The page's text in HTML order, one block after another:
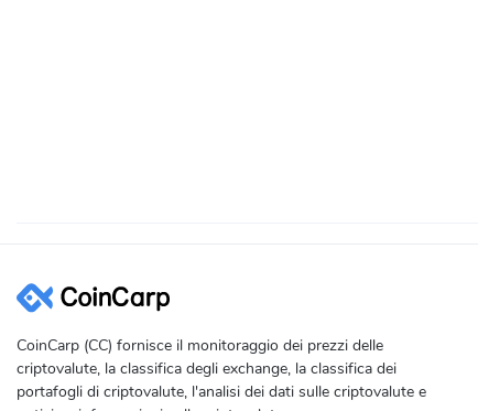
CoinCarp (CC) fornisce il monitoraggio dei prezzi delle
criptovalute, la classifica degli exchange, la classifica dei
portafogli di criptovalute, l'analisi dei dati sulle criptovalute e